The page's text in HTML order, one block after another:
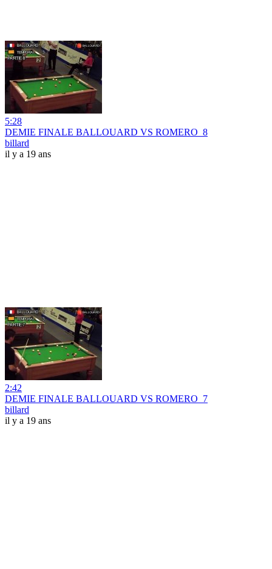
5:28
DEMIE FINALE BALLOUARD VS ROMERO_8
billard
il y a 19 ans
2:42
DEMIE FINALE BALLOUARD VS ROMERO_7
billard
il y a 19 ans